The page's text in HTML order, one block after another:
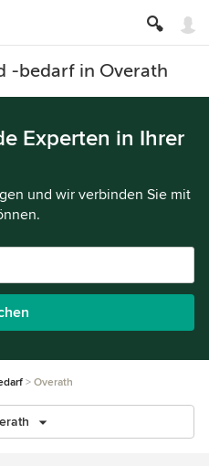
-bedarf in Overath
Experten in Ihrer
und wir verbinden Sie mit
Overath